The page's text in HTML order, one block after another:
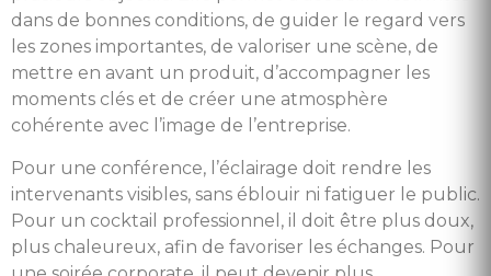
dans de bonnes conditions, de guider le regard vers
les zones importantes, de valoriser une scène, de
mettre en avant un produit, d’accompagner les
moments clés et de créer une atmosphère
cohérente avec l’image de l’entreprise.
Pour une conférence, l’éclairage doit rendre les
intervenants visibles, sans éblouir ni fatiguer le public.
Pour un cocktail professionnel, il doit être plus doux,
plus chaleureux, afin de favoriser les échanges. Pour